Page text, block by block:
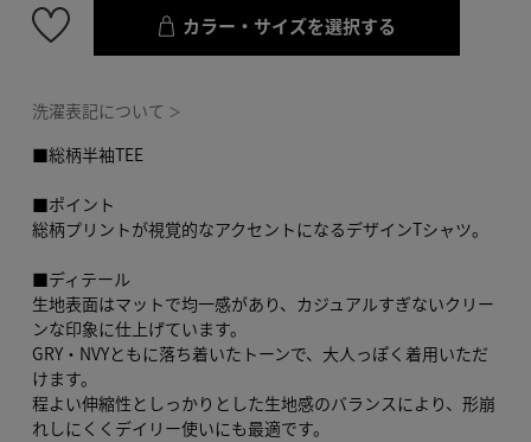
カラー・サイズを選択する
洗濯表記について ＞
■総柄半袖TEE
■ポイント
総柄プリントが視覚的なアクセントになるデザインTシャツ。
■ディテール
生地表面はマットで均一感があり、カジュアルすぎないクリー
ンな印象に仕上げています。
GRY・NVYともに落ち着いたトーンで、大人っぽく着用いただ
けます。
程よい伸縮性としっかりとした生地感のバランスにより、形崩
れしにくくデイリー使いにも最適です。